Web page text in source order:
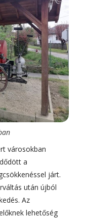
városokban
a
járt.
után újból
Az
lehetőség